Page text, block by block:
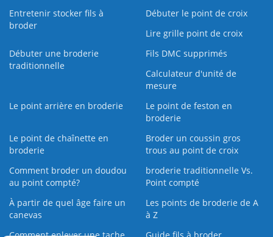
Entretenir stocker fils à
broder
Débuter le point de croix
Lire grille point de croix
Débuter une broderie
traditionnelle
Fils DMC supprimés
Calculateur d'unité de
mesure
Le point arrière en broderie
Le point de feston en
broderie
Le point de chaînette en
broderie
Broder un coussin gros
trous au point de croix
Comment broder un doudou
au point compté?
broderie traditionnelle Vs.
Point compté
À partir de quel âge faire un
canevas
Les points de broderie de A
à Z